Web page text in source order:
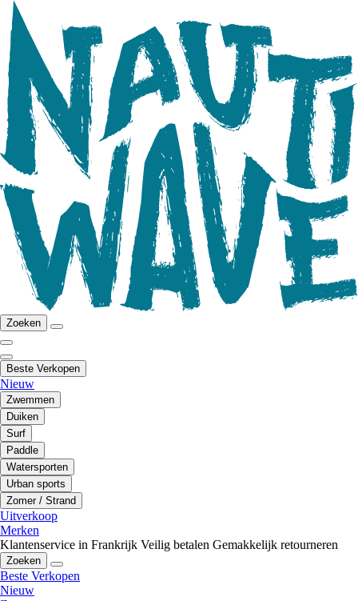
Zoeken
Beste Verkopen
Nieuw
Zwemmen
Duiken
Surf
Paddle
Watersporten
Urban sports
Zomer / Strand
Uitverkoop
Merken
Klantenservice in Frankrijk Veilig betalen Gemakkelijk retourneren
Zoeken
Beste Verkopen
Nieuw